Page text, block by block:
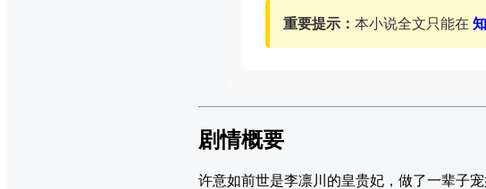
重要提示： 本小说全文只能在
剧情概要
许意如前世是李凛川的皇贵妃，做了一辈子